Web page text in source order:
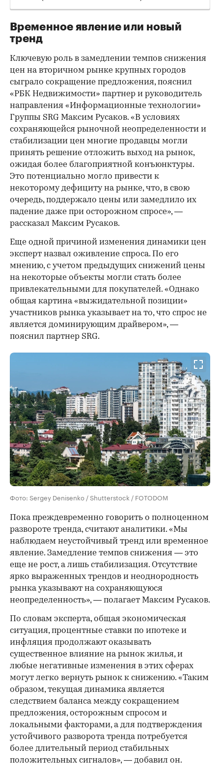
Временное явление или новый
тренд
Ключевую роль в замедлении темпов снижения
цен на вторичном рынке крупных городов
сыграло сокращение предложения, пояснил
«РБК Недвижимости» партнер и руководитель
направления «Информационные технологии»
Группы SRG Максим Русаков. «В условиях
сохраняющейся рыночной неопределенности и
стабилизации цен многие продавцы могли
принять решение отложить выход на рынок,
ожидая более благоприятной конъюнктуры.
Это потенциально могло привести к
некоторому дефициту на рынке, что, в свою
очередь, поддержало цены или замедлило их
падение даже при осторожном спросе», —
рассказал Максим Русаков.
Еще одной причиной изменения динамики цен
эксперт назвал оживление спроса. По его
мнению, с учетом предыдущих снижений цены
на некоторые объекты могли стать более
привлекательными для покупателей. «Однако
общая картина «выжидательной позиции»
участников рынка указывает на то, что спрос не
является доминирующим драйвером», —
пояснил партнер SRG.
Фото: Sergey Denisenko / Shutterstock / FOTODOM
Пока преждевременно говорить о полноценном
развороте тренда, считают аналитики. «Мы
наблюдаем неустойчивый тренд или временное
явление. Замедление темпов снижения — это
еще не рост, а лишь стабилизация. Отсутствие
ярко выраженных трендов и неоднородность
рынка указывают на сохраняющуюся
неопределенность», — полагает Максим Русаков.
По словам эксперта, общая экономическая
ситуация, процентные ставки по ипотеке и
инфляция продолжают оказывать
существенное влияние на рынок жилья, и
любые негативные изменения в этих сферах
могут легко вернуть рынок к снижению. «Таким
образом, текущая динамика является
следствием баланса между сокращением
предложения, осторожным спросом и
локальными факторами, а для подтверждения
устойчивого разворота тренда потребуется
более длительный период стабильных
положительных сигналов», — добавил он.